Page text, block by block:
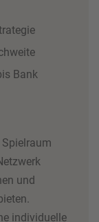
Bank
und
individuelle